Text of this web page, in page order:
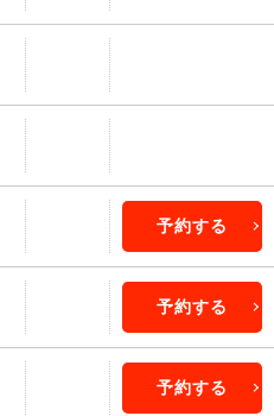
予約する
予約する
予約する